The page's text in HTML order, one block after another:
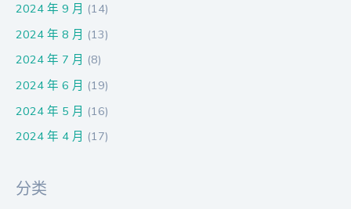
2024 年 9 月 (14)
2024 年 8 月 (13)
2024 年 7 月 (8)
2024 年 6 月 (19)
2024 年 5 月 (16)
2024 年 4 月 (17)
分类